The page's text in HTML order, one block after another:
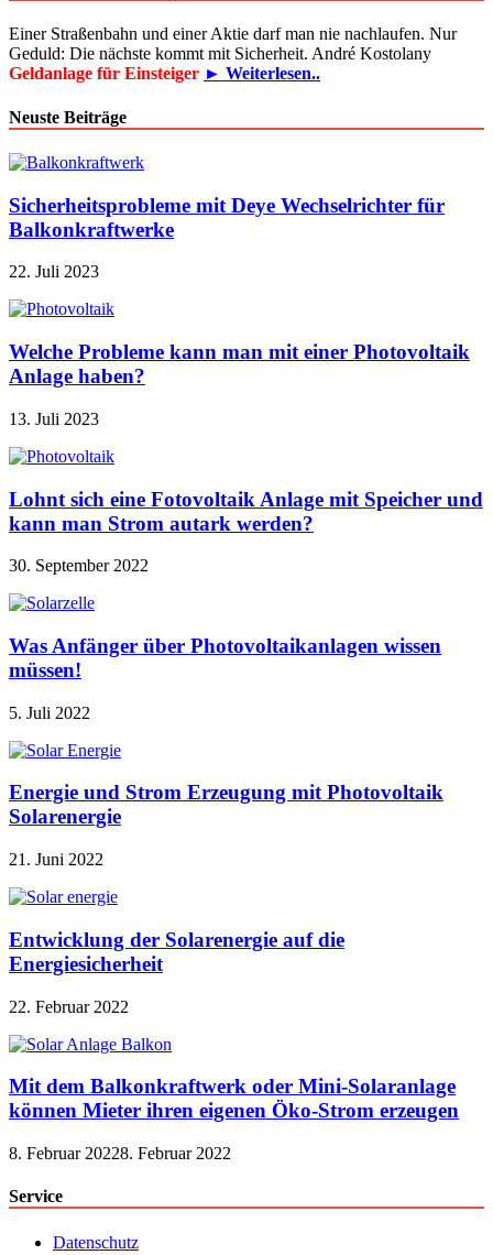
Einer Straßenbahn und einer Aktie darf man nie nachlaufen. Nur
Geduld: Die nächste kommt mit Sicherheit. André Kostolany
Geldanlage für Einsteiger ► Weiterlesen..
Neuste Beiträge
Sicherheitsprobleme mit Deye Wechselrichter für
Balkonkraftwerke
22. Juli 2023
Welche Probleme kann man mit einer Photovoltaik
Anlage haben?
13. Juli 2023
Lohnt sich eine Fotovoltaik Anlage mit Speicher und
kann man Strom autark werden?
30. September 2022
Was Anfänger über Photovoltaikanlagen wissen
müssen!
5. Juli 2022
Energie und Strom Erzeugung mit Photovoltaik
Solarenergie
21. Juni 2022
Entwicklung der Solarenergie auf die
Energiesicherheit
22. Februar 2022
Mit dem Balkonkraftwerk oder Mini-Solaranlage
können Mieter ihren eigenen Öko-Strom erzeugen
8. Februar 20228. Februar 2022
Service
Datenschutz